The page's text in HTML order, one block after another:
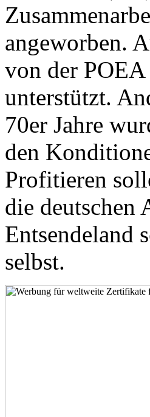
angeworben.
von der POEA
unterstützt.
70er Jahre
den
Profitieren
die deutschen
Entsendeland
selbst.